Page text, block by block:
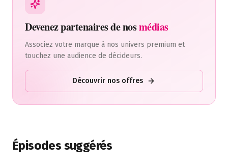
Devenez partenaires de nosmédias
Associez votre marque à nos univers premium et
touchez une audience de décideurs.
Découvrir nos offres
Épisodes suggérés